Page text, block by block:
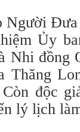
Người
Ủy
Nhi đồng
Thăng
độc
lý lịch